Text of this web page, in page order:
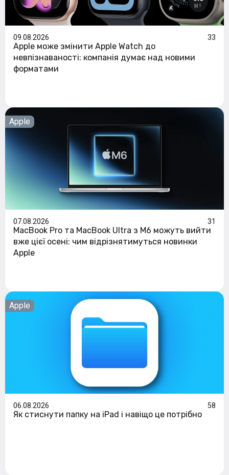
09.08.2026 33
Apple може змінити Apple Watch до
невпізнаваності: компанія думає над новими
форматами
Apple
07.08.2026 31
MacBook Pro та MacBook Ultra з M6 можуть вийти
вже цієї осені: чим відрізнятимуться новинки
Apple
Apple
06.08.2026 58
Як стиснути папку на iPad і навіщо це потрібно